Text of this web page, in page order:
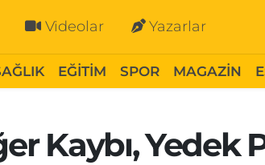
Videolar Yazarlar
EĞİTİM SPOR MAGAZİN
Kaybı, Yedek